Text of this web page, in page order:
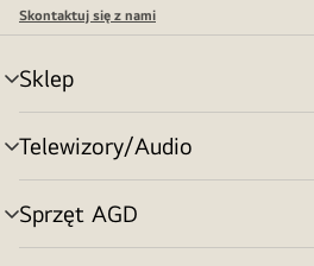
Skontaktuj się z nami
Sklep
Przełącznik
menu
Telewizory/Audio
Przełącznik
menu
Sprzęt AGD
Przełącznik
menu